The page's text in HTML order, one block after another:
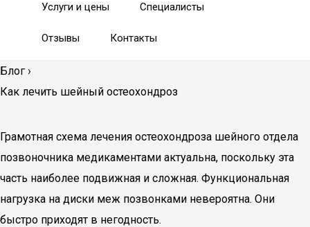
Услуги и цены Специалисты
Отзывы Контакты
Блог ›
Как лечить шейный остеохондроз
Грамотная схема лечения остеохондроза шейного отдела
позвоночника медикаментами актуальна, поскольку эта
часть наиболее подвижная и сложная. Функциональная
нагрузка на диски меж позвонками невероятна. Они
быстро приходят в негодность.